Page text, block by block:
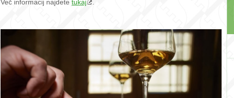
Več informacij najdete tukaj